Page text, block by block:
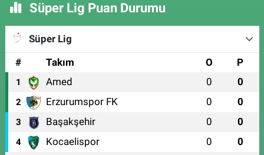
Süper Lig Puan Durumu
Süper Lig
#
Takım O P
1 Amed 0 0
2 Erzurumspor FK 0 0
3 Başakşehir 0 0
4 Kocaelispor 0 0